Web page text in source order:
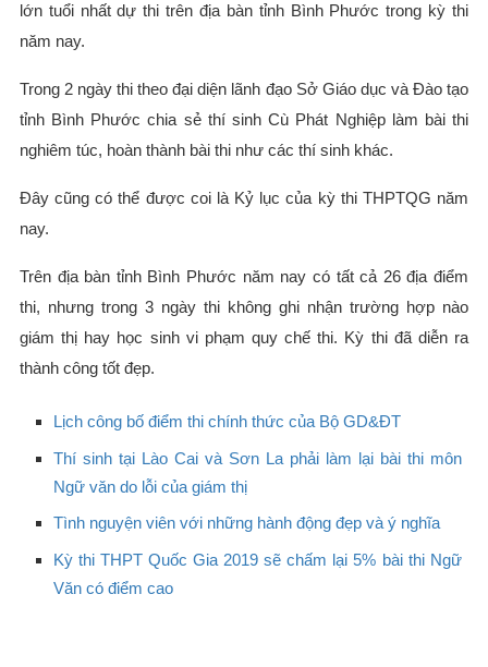
lớn tuổi nhất dự thi trên địa bàn tỉnh Bình Phước trong kỳ thi
năm nay.
Trong 2 ngày thi theo đại diện lãnh đạo Sở Giáo dục và Đào tạo
tỉnh Bình Phước chia sẻ thí sinh Cù Phát Nghiệp làm bài thi
nghiêm túc, hoàn thành bài thi như các thí sinh khác.
Đây cũng có thể được coi là Kỷ lục của kỳ thi THPTQG năm
nay.
Trên địa bàn tỉnh Bình Phước năm nay có tất cả 26 địa điểm
thi, nhưng trong 3 ngày thi không ghi nhận trường hợp nào
giám thị hay học sinh vi phạm quy chế thi. Kỳ thi đã diễn ra
thành công tốt đẹp.
Lịch công bố điểm thi chính thức của Bộ GD&ĐT
Thí sinh tại Lào Cai và Sơn La phải làm lại bài thi môn
Ngữ văn do lỗi của giám thị
Tình nguyện viên với những hành động đẹp và ý nghĩa
Kỳ thi THPT Quốc Gia 2019 sẽ chấm lại 5% bài thi Ngữ
Văn có điểm cao